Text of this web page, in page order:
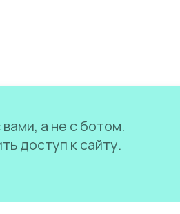
а не с ботом.
доступ к сайту.